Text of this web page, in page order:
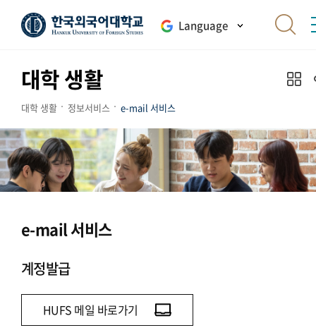
Language
대학 생활
대학 생활 정보서비스 e-mail 서비스
e-mail 서비스
계정발급
HUFS 메일 바로가기